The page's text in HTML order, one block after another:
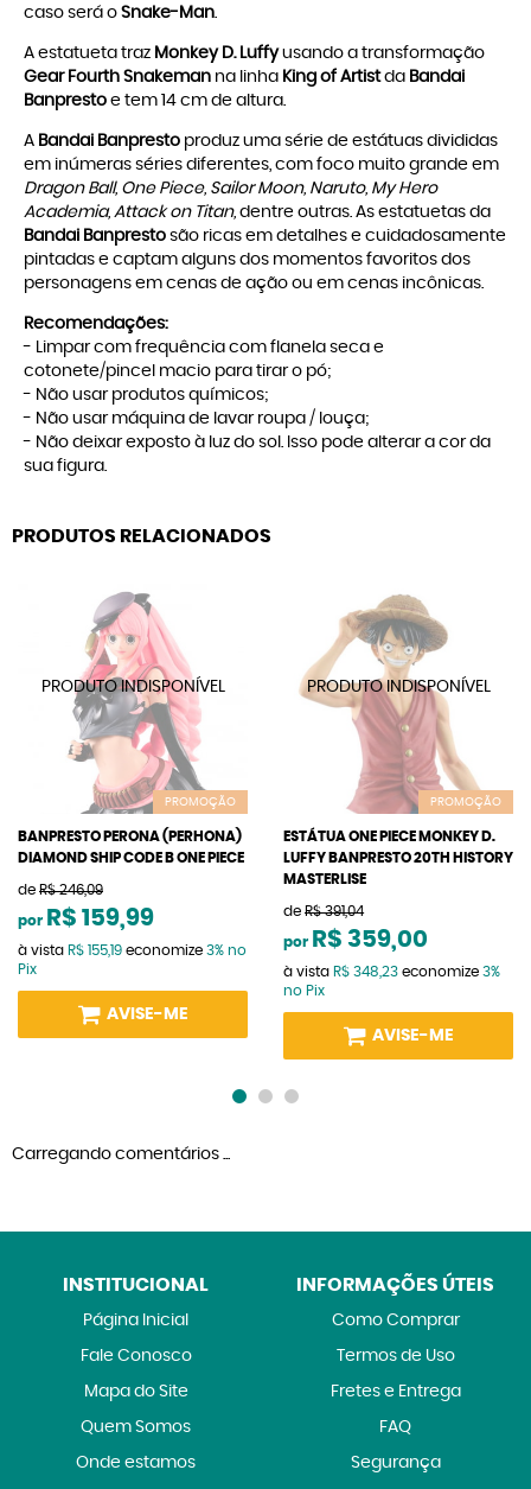
caso será o Snake-Man.
A estatueta traz Monkey D. Luffyusando a transformação
Gear Fourth Snakeman na linha King of Artistda Bandai
Banpresto e tem 14 cm de altura.
A Bandai Banpresto produz uma série de estátuas divididas
em inúmeras séries diferentes, com foco muito grande em
Dragon Ball, One Piece, Sailor Moon, Naruto, My Hero
Academia, Attack on Titan, dentre outras. As estatuetas da
Bandai Banpresto são ricas em detalhes e cuidadosamente
pintadas e captam alguns dos momentos favoritos dos
personagens em cenas de ação ou em cenas incônicas.
Recomendações:
- Limpar com frequência com flanela seca e
cotonete/pincel macio para tirar o pó;
- Não usar produtos químicos;
- Não usar máquina de lavar roupa / louça;
- Não deixar exposto à luz do sol. Isso pode alterar a cor da
sua figura.
PRODUTOS RELACIONADOS
PROMOÇÃO
BANPRESTO PERONA (PERHONA)
DIAMOND SHIP CODE B ONE PIECE
de R$ 246,09
por R$ 159,99
à vista R$ 155,19 economize 3% no
Pix
AVISE-ME
PROMOÇÃO
ESTÁTUA ONE PIECE MONKEY D.
LUFFY BANPRESTO 20TH HISTORY
MASTERLISE
de R$ 391,04
por R$ 359,00
à vista R$ 348,23 economize 3%
no Pix
AVISE-ME
Carregando comentários ...
INSTITUCIONAL
Página Inicial
Fale Conosco
Mapa do Site
Quem Somos
Onde estamos
INFORMAÇÕES ÚTEIS
Como Comprar
Termos de Uso
Fretes e Entrega
FAQ
Segurança